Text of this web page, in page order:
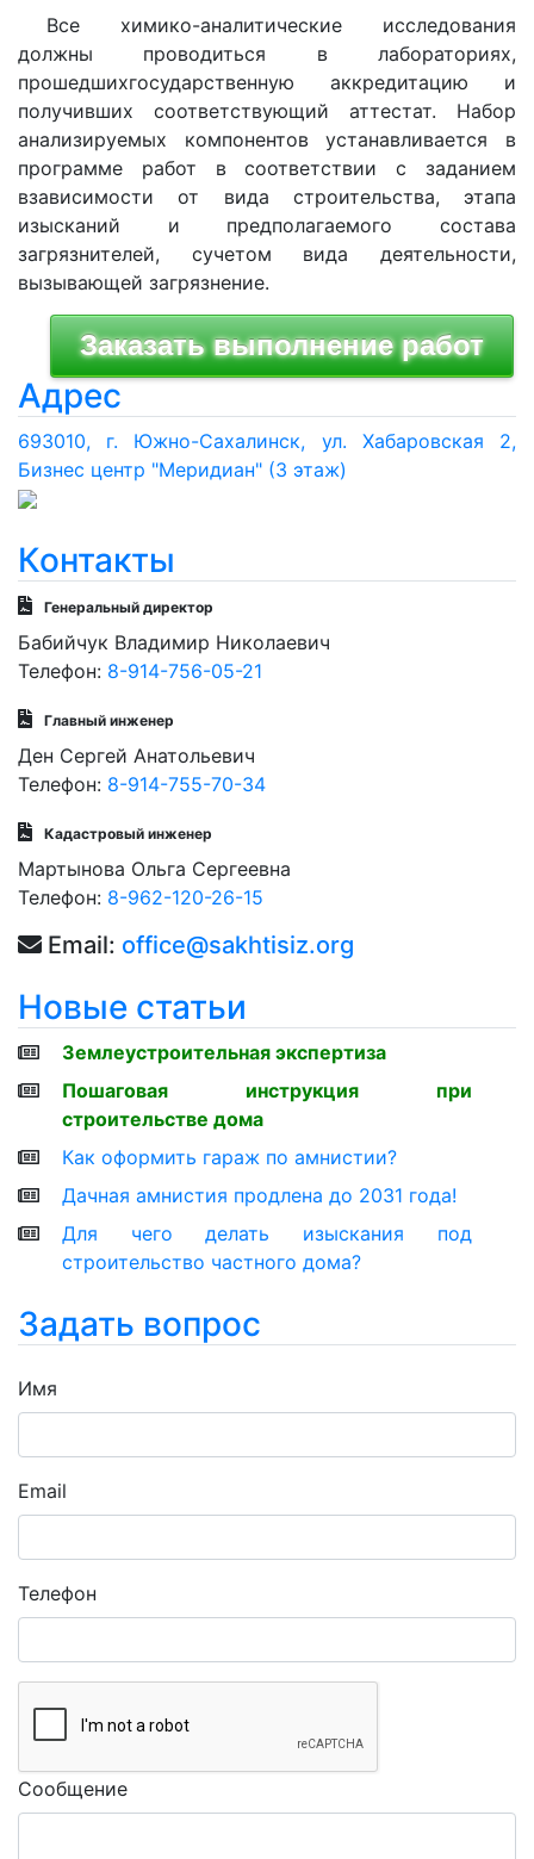
Все химико-аналитические исследования
должны проводиться в лабораториях,
прошедшихгосударственную аккредитацию и
получивших соответствующий аттестат. Набор
анализируемых компонентов устанавливается в
программе работ в соответствии с заданием
взависимости от вида строительства, этапа
изысканий и предполагаемого состава
загрязнителей, сучетом вида деятельности,
вызывающей загрязнение.
Адрес
693010, г. Южно-Сахалинск, ул. Хабаровская 2,
Бизнес центр "Меридиан" (3 этаж)
Контакты
Генеральный директор
Бабийчук Владимир Николаевич
Телефон: 8-914-756-05-21
Главный инженер
Ден Сергей Анатольевич
Телефон: 8-914-755-70-34
Кадастровый инженер
Мартынова Ольга Сергеевна
Телефон: 8-962-120-26-15
Email: office@sakhtisiz.org
Новые статьи
Землеустроительная экспертиза
Пошаговая инструкция при
строительстве дома
Как оформить гараж по амнистии?
Дачная амнистия продлена до 2031 года!
Для чего делать изыскания под
строительство частного дома?
Задать вопрос
Имя
Email
Телефон
Сообщение